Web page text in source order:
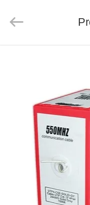
PRODUKTE
ÜBER
FABRIK-
AUSFLUG
LTD.